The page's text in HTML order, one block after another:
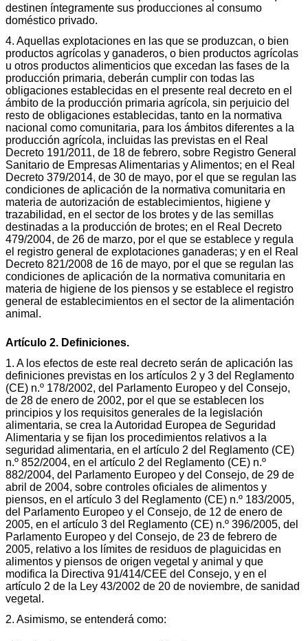
destinen íntegramente sus producciones al consumo
doméstico privado.
4. Aquellas explotaciones en las que se produzcan, o bien
productos agrícolas y ganaderos, o bien productos agrícolas
u otros productos alimenticios que excedan las fases de la
producción primaria, deberán cumplir con todas las
obligaciones establecidas en el presente real decreto en el
ámbito de la producción primaria agrícola, sin perjuicio del
resto de obligaciones establecidas, tanto en la normativa
nacional como comunitaria, para los ámbitos diferentes a la
producción agrícola, incluidas las previstas en el Real
Decreto 191/2011, de 18 de febrero, sobre Registro General
Sanitario de Empresas Alimentarias y Alimentos; en el Real
Decreto 379/2014, de 30 de mayo, por el que se regulan las
condiciones de aplicación de la normativa comunitaria en
materia de autorización de establecimientos, higiene y
trazabilidad, en el sector de los brotes y de las semillas
destinadas a la producción de brotes; en el Real Decreto
479/2004, de 26 de marzo, por el que se establece y regula
el registro general de explotaciones ganaderas; y en el Real
Decreto 821/2008 de 16 de mayo, por el que se regulan las
condiciones de aplicación de la normativa comunitaria en
materia de higiene de los piensos y se establece el registro
general de establecimientos en el sector de la alimentación
animal.
Artículo 2. Definiciones.
1. A los efectos de este real decreto serán de aplicación las
definiciones previstas en los artículos 2 y 3 del Reglamento
(CE) n.º 178/2002, del Parlamento Europeo y del Consejo,
de 28 de enero de 2002, por el que se establecen los
principios y los requisitos generales de la legislación
alimentaria, se crea la Autoridad Europea de Seguridad
Alimentaria y se fijan los procedimientos relativos a la
seguridad alimentaria, en el artículo 2 del Reglamento (CE)
n.º 852/2004, en el artículo 2 del Reglamento (CE) n.º
882/2004, del Parlamento Europeo y del Consejo, de 29 de
abril de 2004, sobre controles oficiales de alimentos y
piensos, en el artículo 3 del Reglamento (CE) n.º 183/2005,
del Parlamento Europeo y el Consejo, de 12 de enero de
2005, en el artículo 3 del Reglamento (CE) n.º 396/2005, del
Parlamento Europeo y del Consejo, de 23 de febrero de
2005, relativo a los límites de residuos de plaguicidas en
alimentos y piensos de origen vegetal y animal y que
modifica la Directiva 91/414/CEE del Consejo, y en el
artículo 2 de la Ley 43/2002 de 20 de noviembre, de sanidad
vegetal.
2. Asimismo, se entenderá como: